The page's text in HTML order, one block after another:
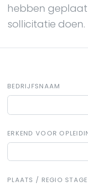
hebben
sollicitatie doen.
BEDRIJFSNAAM
ERKEND VOOR
PLAATS / REGIO STAGE